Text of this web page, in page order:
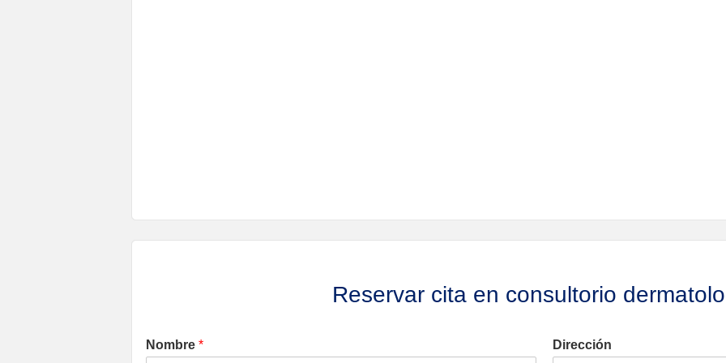
Reservar cita en consultorio
Nombre * Dirección